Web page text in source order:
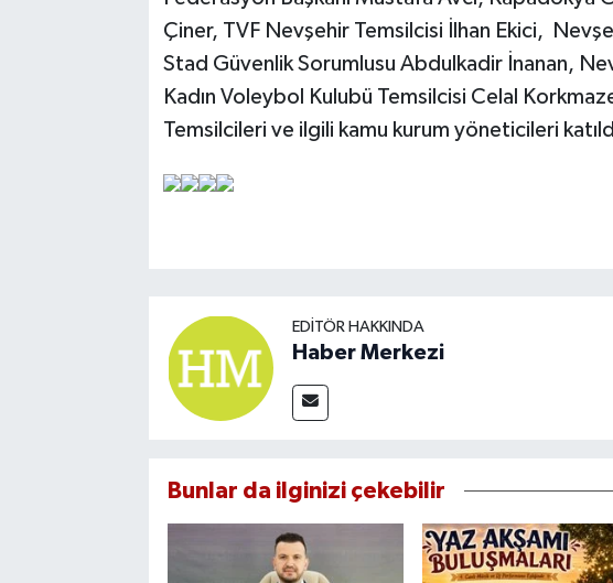
Çiner, TVF Nevşehir Temsilcisi İlhan Ekici,
Stad Güvenlik Sorumlusu Abdulkadir İnanan,
Kadın Voleybol Kulubü Temsilcisi Celal
Temsilcileri ve ilgili kamu kurum yöneticileri
EDITÖR HAKKINDA
Haber Merkezi
Bunlar da ilginizi çekebilir